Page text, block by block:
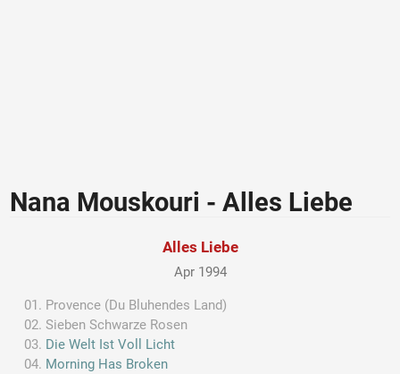
Nana Mouskouri - Alles Liebe
Alles Liebe
Apr 1994
Provence (Du Bluhendes Land)
Sieben Schwarze Rosen
Die Welt Ist Voll Licht
Morning Has Broken